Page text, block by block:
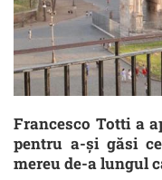
Francesco Totti a
pentru a-şi găsi
mereu de-a lungul